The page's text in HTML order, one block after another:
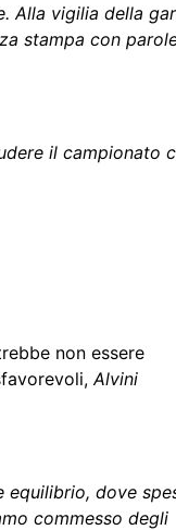
Alla vigilia della
stampa con
il campionato
non essere
Alvini
equilibrio, dove
commesso degli